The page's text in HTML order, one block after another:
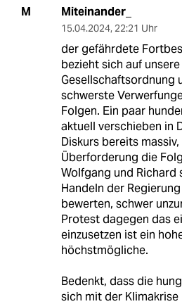
M Miteinander_
15.04.2024, 22:21 Uhr
der gefährdete
bezieht sich auf
Gesellschaftsordnung
schwerste
Folgen. Ein paar
aktuell verschieben in
Diskurs bereits
Überforderung die
Wolfgang und Richard
Handeln der
bewerten, schwer
Protest dagegen das
einzusetzen ist ein
höchstmögliche.
Bedenkt, dass die
sich mit der